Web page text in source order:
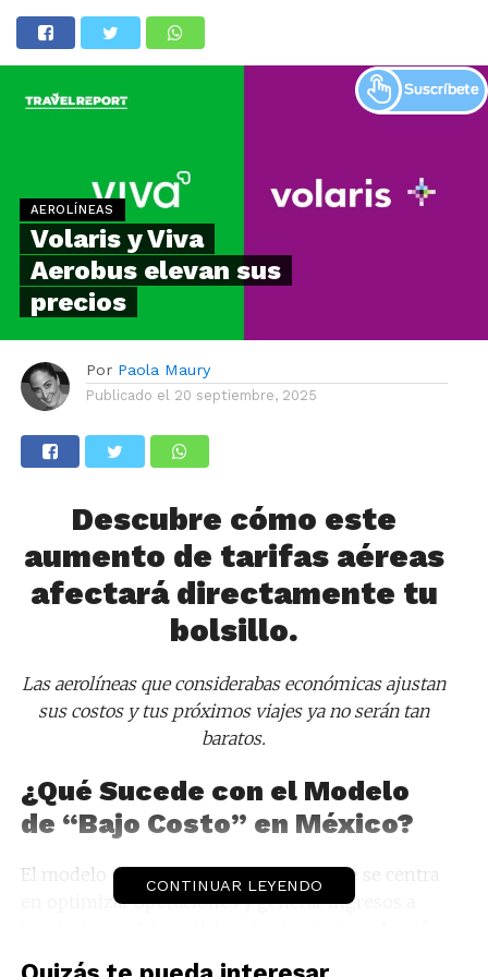
AEROLÍNEAS
Volaris y Viva
Aerobus elevan sus
precios
Por Paola Maury
Publicado el 20 septiembre, 2025
Descubre cómo este
aumento de tarifas aéreas
afectará directamente tu
bolsillo.
Las aerolíneas que considerabas económicas ajustan
sus costos y tus próximos viajes ya no serán tan
baratos.
¿Qué Sucede con el Modelo
de “Bajo Costo” en México?
El modelo de negocio de bajo costo, que se centra
en optimizar operaciones y generar ingresos a
CONTINUAR LEYENDO